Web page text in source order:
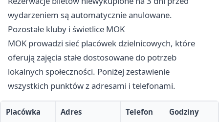
wydarzeniem są automatycznie anulowane.
Pozostałe kluby i świetlice MOK
MOK prowadzi sieć placówek dzielnicowych, które
oferują zajęcia stałe dostosowane do potrzeb
lokalnych społeczności. Poniżej zestawienie
wszystkich punktów z adresami i telefonami.
Placówka Adres Telefon Godziny